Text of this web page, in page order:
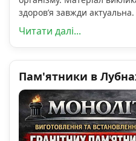
здоров’я завжди
Читати далі...
Пам'ятники в